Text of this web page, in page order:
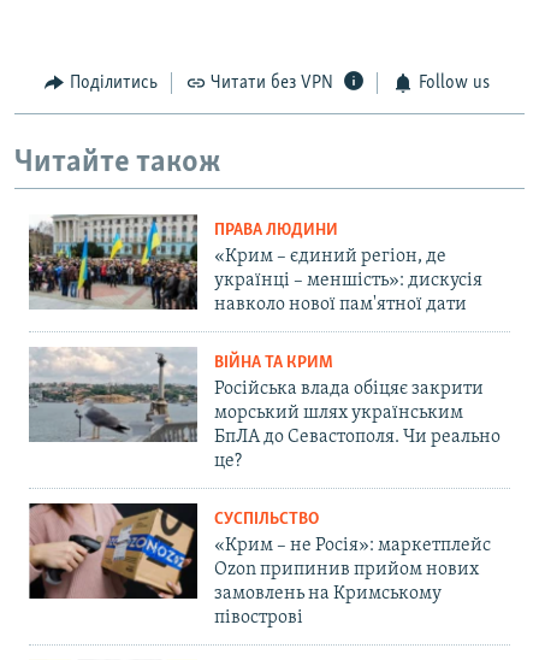
Поділитись Читати без VPN Follow us
Читайте також
ПРАВА ЛЮДИНИ
«Крим – єдиний регіон, де
українці – меншість»: дискусія
навколо нової пам'ятної дати
ВІЙНА ТА КРИМ
Російська влада обіцяє закрити
морський шлях українським
БпЛА до Севастополя. Чи реально
це?
СУСПІЛЬСТВО
«Крим – не Росія»: маркетплейс
Ozon припинив прийом нових
замовлень на Кримському
півострові